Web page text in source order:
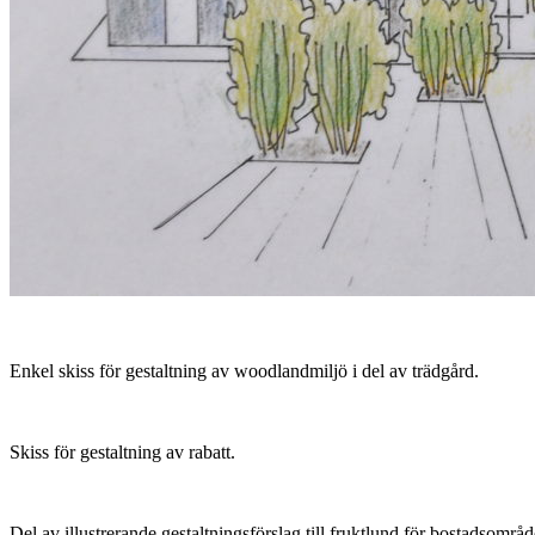
Enkel skiss för gestaltning av woodlandmiljö i del av trädgård.
Skiss för gestaltning av rabatt.